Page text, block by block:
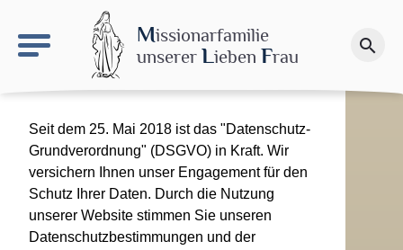
Missionarfamilie
unserer Lieben Frau search
Le site NDN
Spenden
Seit dem 25. Mai 2018 ist das "Datenschutz-
Grundverordnung" (DSGVO) in Kraft. Wir
versichern Ihnen unser Engagement für den
Schutz Ihrer Daten. Durch die Nutzung
unserer Website stimmen Sie unseren
Datenschutzbestimmungen und der